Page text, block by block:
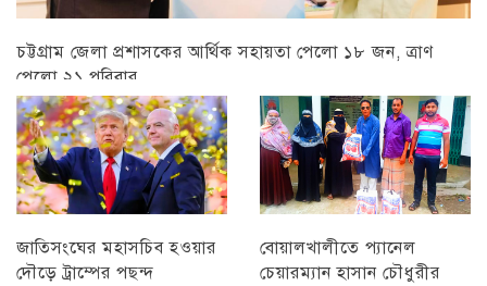
চট্টগ্রাম জেলা প্রশাসকের আর্থিক সহায়তা পেলো ১৮ জন, ত্রাণ
পেলো ২১ পরিবার
চট্টগ্রাম
জাতিসংঘের মহাসচিব হওয়ার
দৌড়ে ট্রাম্পের পছন্দ
বোয়ালখালীতে প্যানেল
চেয়ারম্যান হাসান চৌধুরীর